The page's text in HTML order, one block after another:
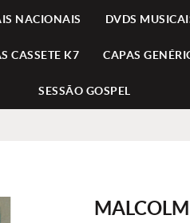
NACIONAIS DVDS
CASSETE K7 CAPAS
SESSÃO GOSPEL